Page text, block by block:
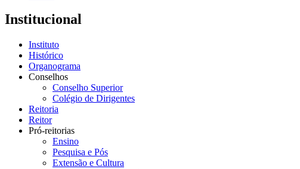
Institucional
Instituto
Histórico
Organograma
Conselhos
Conselho Superior
Colégio de Dirigentes
Reitoria
Reitor
Pró-reitorias
Ensino
Pesquisa e Pós
Extensão e Cultura